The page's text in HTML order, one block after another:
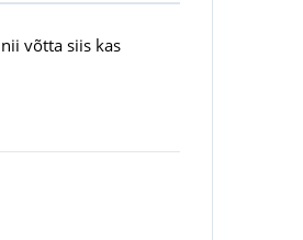
võtta siis kas